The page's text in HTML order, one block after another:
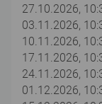
27.10.2026,
03.11.2026,
10.11.2026,
17.11.2026,
24.11.2026,
01.12.2026,